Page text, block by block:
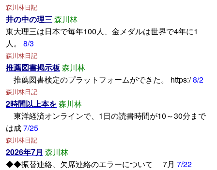
森川林日記
井の中の理三森川林
東大理三は日本で毎年100人、金メダルは世界で4年に1
人。 8/3
森川林日記
推薦図書掲示板森川林
推薦図書検定のプラットフォームができた。 https:/8/2
森川林日記
2時間以上本を森川林
東洋経済オンラインで、1日の読書時間が10～30分まで
は成7/25
森川林日記
2026年7月 森川林
◆◆振替連絡、欠席連絡のエラーについて 7月 7/22